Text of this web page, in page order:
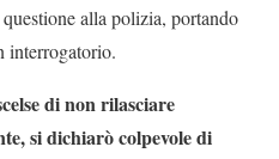
alla polizia, portando
interrogatorio.
di non rilasciare
si dichiarò colpevole di